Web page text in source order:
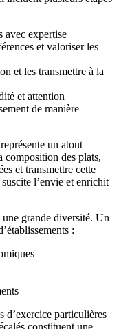
avec expertise
et valoriser les
et les transmettre à la
et attention
de manière
un atout
composition des plats,
et transmettre cette
l’envie et enrichit
grande diversité. Un
:
d’exercice particulières
constituent une